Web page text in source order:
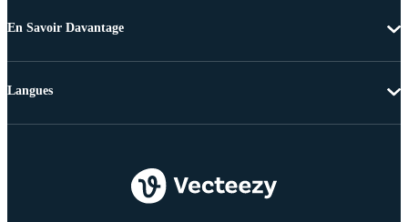
En Savoir Davantage
Langues